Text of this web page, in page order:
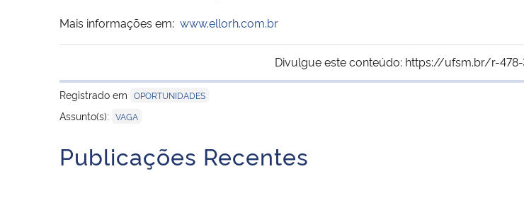
Mais informações em: www.ellorh.com.br
Divulgue este conteúdo: https://ufsm.br/r-478-
Registrado em OPORTUNIDADES
Assunto(s): VAGA
Publicações Recentes